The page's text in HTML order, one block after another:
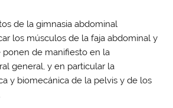
de la gimnasia abdominal
los músculosde la faja abdominal y
de manifiesto en la
general, y en particular la
y biomecánicade la pelvis y de los